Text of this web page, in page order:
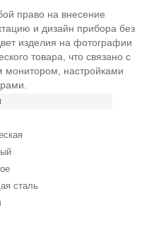
право на внесение
и дизайн прибора без
изделия на фотографии
товара, что связано с
монитором, настройками
сталь